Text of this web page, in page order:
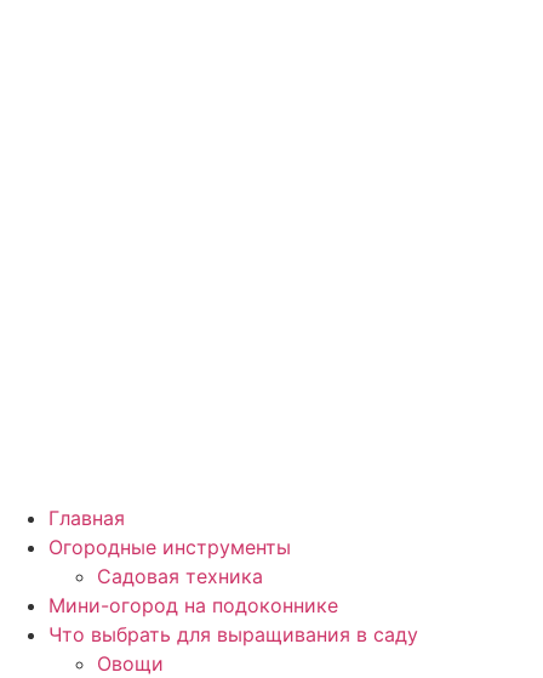
Главная
Огородные инструменты
Садовая техника
Мини-огород на подоконнике
Что выбрать для выращивания в саду
Овощи